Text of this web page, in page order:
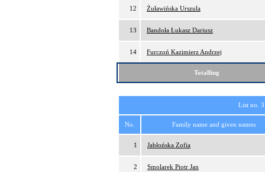
12 Żuławińska Urszula
13 Bandoła Łukasz Dariusz
14 Furczoń Kazimierz Andrzej
Totalling
List no.
No. Family name and given names
1 Jabłońska Zofia
2 Smolarek Piotr Jan